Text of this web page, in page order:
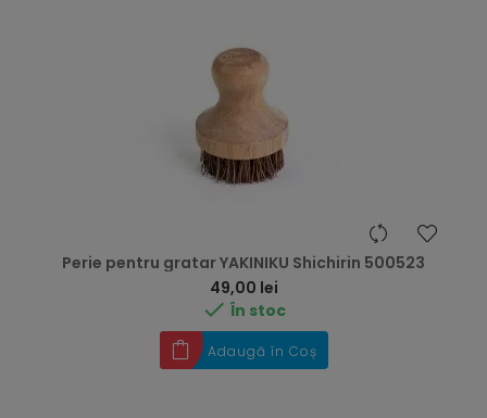
Perie pentru gratar YAKINIKU Shichirin 500523
49,00 lei
 În stoc
Adaugă în Coș